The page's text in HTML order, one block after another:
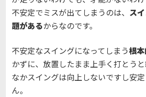
不安定でミスが出てしまうのは、 ス
題があるからなのです。
不安定なスイングになってしまう根
かずに、放置したまま上手く打とう
なかスイングは向上しないですし安
ん。